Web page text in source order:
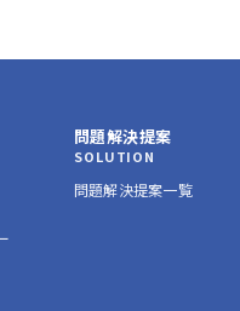
問題解決提案
SOLUTION
問題解決提案一覧